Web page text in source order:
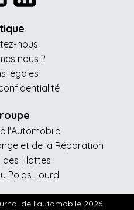
nous
nous ?
légales
l'Automobile
et de la Réparation
des Flottes
Poids Lourd
de l'automobile 2026